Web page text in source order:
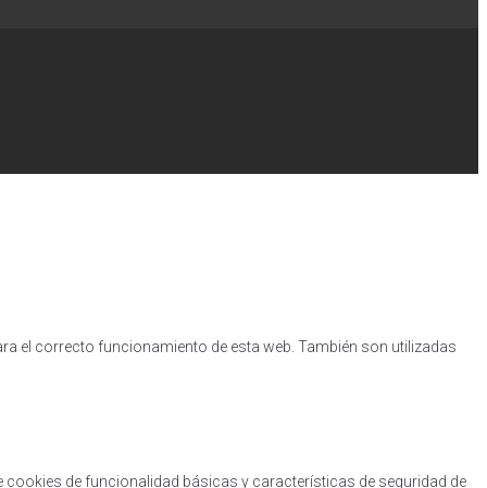
el correcto funcionamiento de esta web. También son utilizadas
de funcionalidad básicas y características de seguridad de